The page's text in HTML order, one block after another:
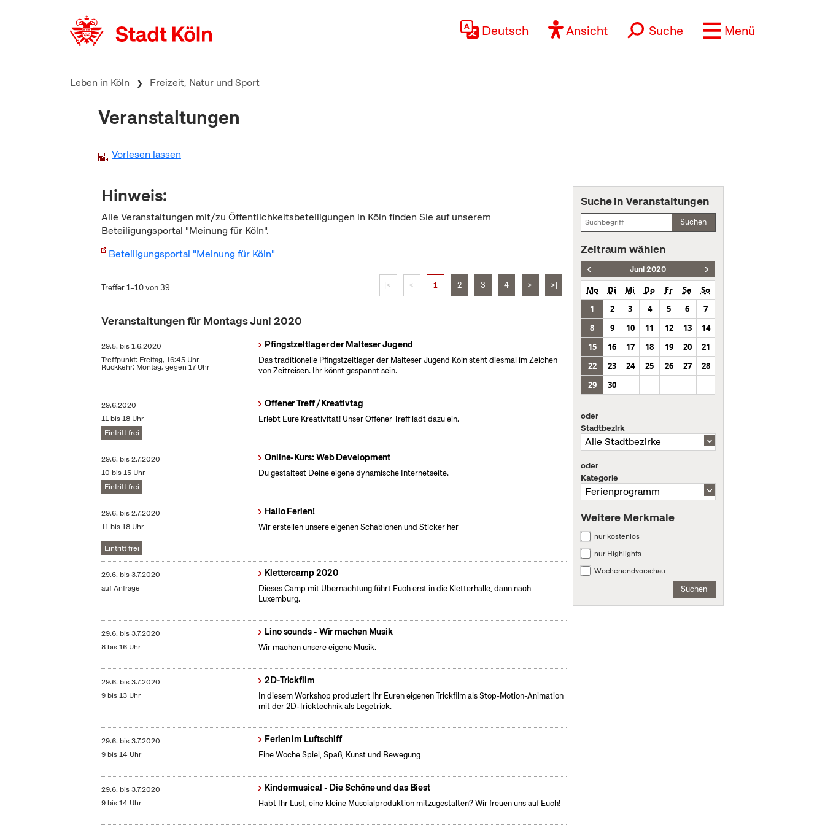
Deutsch Ansicht Suche Menü
Leben in Köln Freizeit, Natur und Sport
Veranstaltungen
Vorlesen lassen
Hinweis:
Alle Veranstaltungen mit/zu Öffentlichkeitsbeteiligungen in Köln finden Sie auf unserem
Beteiligungsportal "Meinung für Köln".
Beteiligungsportal "Meinung für Köln"
Treffer 1–10 von 39 |< < 1 2 3 4 > >|
Veranstaltungen für Montags Juni 2020
29.5. bis1.6.2020
Treffpunkt: Freitag, 16:45 Uhr
Rückkehr: Montag, gegen 17 Uhr
Pfingstzeltlager der Malteser Jugend
Das traditionelle Pfingstzeltlager der Malteser Jugend Köln steht diesmal im Zeichen
von Zeitreisen. Ihr könnt gespannt sein.
29.6.2020
11 bis 18 Uhr
Eintritt frei
Offener Treff / Kreativtag
Erlebt Eure Kreativität! Unser Offener Treff lädt dazu ein.
29.6. bis2.7.2020
10 bis 15 Uhr
Eintritt frei
Online-Kurs: Web Development
Du gestaltest Deine eigene dynamische Internetseite.
29.6. bis2.7.2020
11 bis 18 Uhr
Eintritt frei
Hallo Ferien!
Wir erstellen unsere eigenen Schablonen und Sticker her
29.6. bis3.7.2020
auf Anfrage
Klettercamp 2020
Dieses Camp mit Übernachtung führt Euch erst in die Kletterhalle, dann nach
Luxemburg.
29.6. bis3.7.2020
8 bis 16 Uhr
Lino sounds - Wir machen Musik
Wir machen unsere eigene Musik.
29.6. bis3.7.2020
9 bis 13 Uhr
2D-Trickfilm
In diesem Workshop produziert Ihr Euren eigenen Trickfilm als Stop-Motion-Animation
mit der 2D-Tricktechnik als Legetrick.
29.6. bis3.7.2020
9 bis 14 Uhr
Ferien im Luftschiff
Eine Woche Spiel, Spaß, Kunst und Bewegung
29.6. bis3.7.2020
9 bis 14 Uhr
Kindermusical - Die Schöne und das Biest
Habt Ihr Lust, eine kleine Muscialproduktion mitzugestalten? Wir freuen uns auf Euch!
Suche in Veranstaltungen
Suchen
Zeitraum wählen
Juni 2020
Mo Di Mi Do Fr Sa
So
1
2 3 4 5 6
7
8
9 10 11 12 13
14
15
16 17 18 19 20
21
22
23 24 25 26 27
28
29
30
oder
Stadtbezirk
oder
Kategorie
Weitere Merkmale
nur kostenlos
nur Highlights
Wochenendvorschau
Suchen